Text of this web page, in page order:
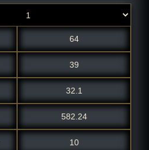
64
39
32.1
582.24
10